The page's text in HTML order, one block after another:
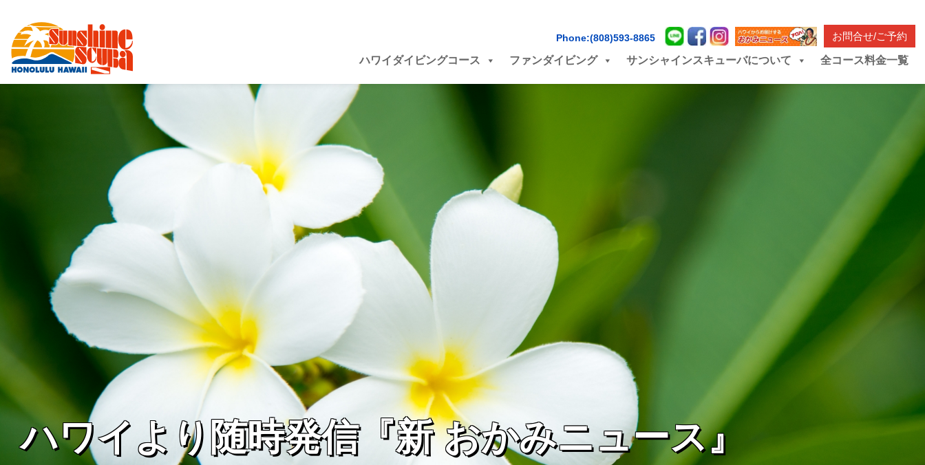
Phone:(808)593-8865 お問合せ/ご予約
ハワイダイビングコース ファンダイビング サンシャインスキューバについて 全コース料金一覧
ハワイより随時発信『新 おかみニュース』